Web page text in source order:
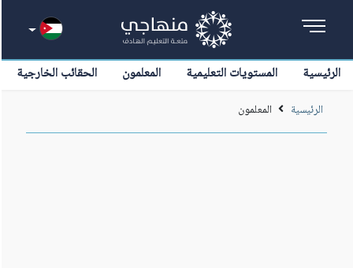
الرئيسية المستويات التعليمية المعلمون الحقائب الخارجية
الرئيسية المعلمون